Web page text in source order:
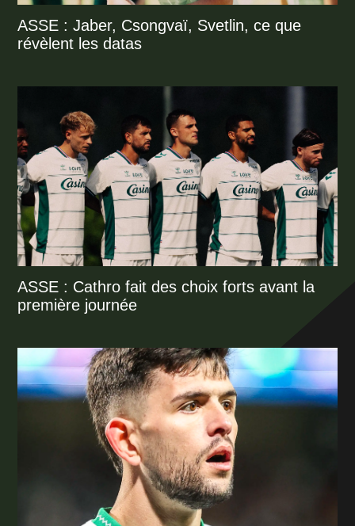
ASSE : Jaber, Csongvaï, Svetlin, ce que
révèlent les datas
ASSE : Cathro fait des choix forts avant la
première journée